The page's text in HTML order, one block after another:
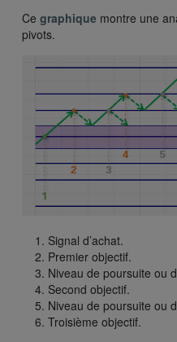
Ce graphique montre une
pivots.
Signal d’achat.
Premier objectif.
Niveau de poursuite ou
Second objectif.
Niveau de poursuite ou
Troisième objectif.